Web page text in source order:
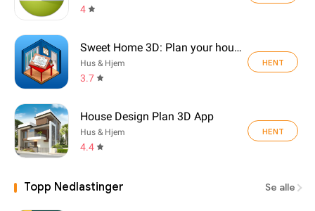
4
Sweet Home 3D: Plan your house
Hus & Hjem
3.7
HENT
House Design Plan 3D App
Hus & Hjem
4.4
HENT
Topp Nedlastinger Se alle